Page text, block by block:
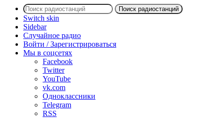
Поиск радиостанций
Switch skin
Sidebar
Случайное радио
Войти / Зарегистрироваться
Мы в соцсетях
Facebook
Twitter
YouTube
vk.com
Одноклассники
Telegram
RSS